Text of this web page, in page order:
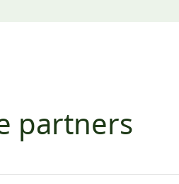
partners